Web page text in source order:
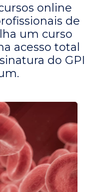
online
de
um curso
acesso total
do GPI